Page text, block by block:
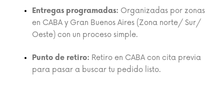
Entregas programadas: Organizadas por zonas
en CABA y Gran Buenos Aires (Zona norte/ Sur/
Oeste) con un proceso simple.
Punto de retiro: Retiro en CABA con cita previa
para pasar a buscar tu pedido listo.